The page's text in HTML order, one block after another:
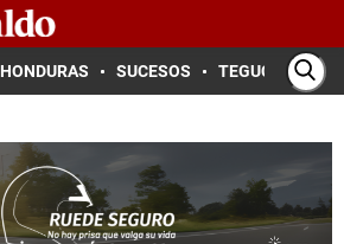
HONDURAS SUCESOS TEGUCIGALPA